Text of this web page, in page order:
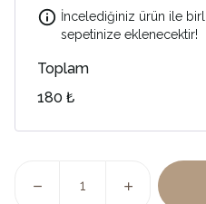
İncelediğiniz ürün ile
sepetinize eklenecektir!
Toplam
180 ₺